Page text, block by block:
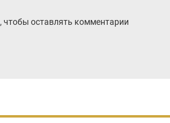
, чтобы оставлять комментарии